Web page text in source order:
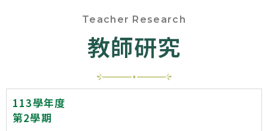
Teacher Research
教師研究
113學年度
第2學期